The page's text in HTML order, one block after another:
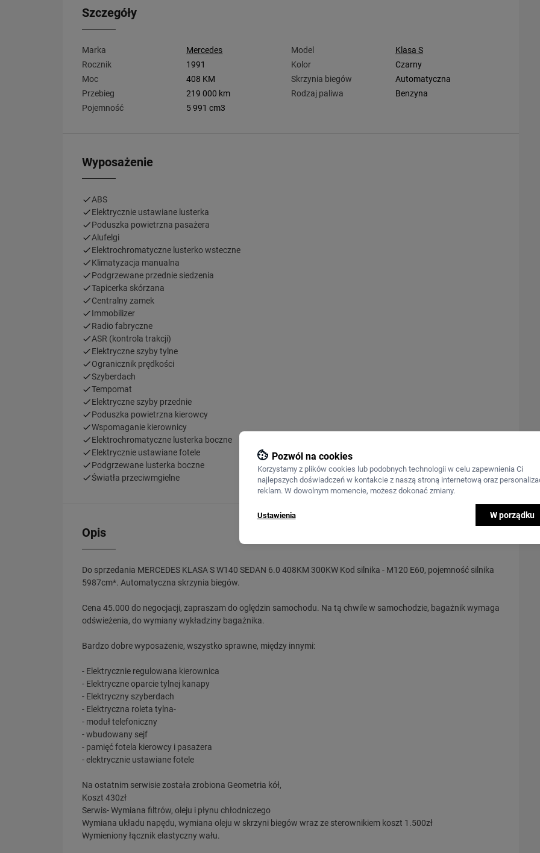
Szczegóły
Marka Mercedes Model
Klasa S
Rocznik
1991 Kolor
Czarny
Moc
408 KM Skrzynia biegów
Automatyczna
Przebieg
219 000 km Rodzaj paliwa
Benzyna
Pojemność
5 991 cm3
Wyposażenie
ABS
Elektrycznie ustawiane lusterka
Poduszka powietrzna pasażera
Alufelgi
Elektrochromatyczne lusterko wsteczne
Klimatyzacja manualna
Podgrzewane przednie siedzenia
Tapicerka skórzana
Centralny zamek
Immobilizer
Radio fabryczne
ASR (kontrola trakcji)
Elektryczne szyby tylne
Ogranicznik prędkości
Szyberdach
Tempomat
Elektryczne szyby przednie
Poduszka powietrzna kierowcy
Wspomaganie kierownicy
Elektrochromatyczne lusterka boczne
Elektrycznie ustawiane fotele
Podgrzewane lusterka boczne
Światła przeciwmgielne
Opis
Do sprzedania MERCEDES KLASA S W140 SEDAN 6.0 408KM 300KW Kod silnika - M120 E60, pojemność silnika
5987cm*. Automatyczna skrzynia biegów.
Cena 45.000 do negocjacji, zapraszam do oględzin samochodu. Na tą chwile w samochodzie, bagażnik wymaga
odświeżenia, do wymiany wykładziny bagażnika.
Bardzo dobre wyposażenie, wszystko sprawne, między innymi:
- Elektrycznie regulowana kierownica
- Elektryczne oparcie tylnej kanapy
- Elektryczny szyberdach
- Elektryczna roleta tylna-
- moduł telefoniczny
- wbudowany sejf
- pamięć fotela kierowcy i pasażera
- elektrycznie ustawiane fotele
Na ostatnim serwisie została zrobiona Geometria kół,
Koszt 430zł
Serwis- Wymiana filtrów, oleju i płynu chłodniczego
Wymiana układu napędu, wymiana oleju w skrzyni biegów wraz ze sterownikiem koszt 1.500zł
Wymieniony łącznik elastyczny wału.
Pozwól na cookies
Korzystamy z plików cookies lub podobnych technologii w celu zapewnienia Ci
najlepszych doświadczeń w kontakcie z naszą stroną internetową oraz
reklam. W dowolnym momencie, możesz dokonać zmiany.
Ustawienia W porządku